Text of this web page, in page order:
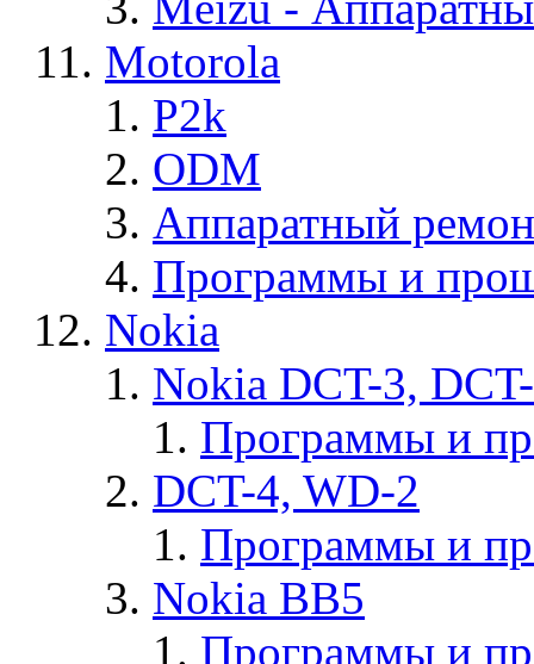
Motorola
P2k
ODM
Аппаратный
Программы и
Nokia
Nokia DCT-3,
Программы и
DCT-4, WD-2
Программы и
Nokia BB5
Программы и